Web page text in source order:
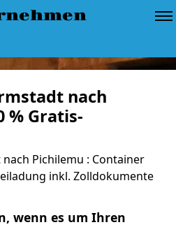
nach
% Gratis-
Pichilemu : Container
inkl. Zolldokumente
wenn es um Ihren